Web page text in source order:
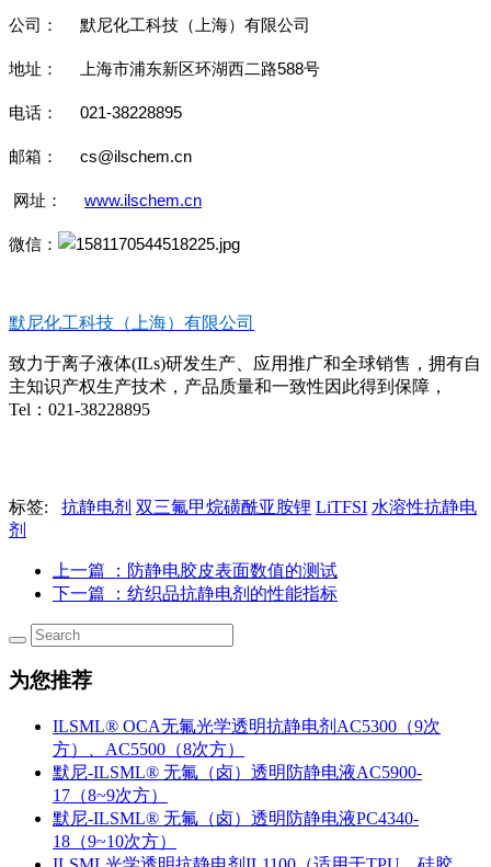
公司： 默尼化工科技（上海）有限公司
地址： 上海市浦东新区环湖西二路588号
电话： 021-38228895
邮箱： cs@ilschem.cn
网址： www.ilschem.cn
微信：
默尼化工科技（上海）有限公司
致力于离子液体(ILs)研发生产、应用推广和全球销售，拥有自
主知识产权生产技术，产品质量和一致性因此得到保障，
Tel：021-38228895
标签: 抗静电剂 双三氟甲烷磺酰亚胺锂 LiTFSI 水溶性抗静电
剂
上一篇
：防静电胶皮表面数值的测试
下一篇
：纺织品抗静电剂的性能指标
为您推荐
ILSML® OCA无氟光学透明抗静电剂AC5300（9次
方）、AC5500（8次方）
默尼-ILSML® 无氟（卤）透明防静电液AC5900-
17（8~9次方）
默尼-ILSML® 无氟（卤）透明防静电液PC4340-
18（9~10次方）